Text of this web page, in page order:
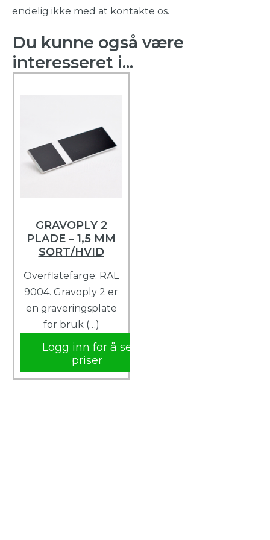
endelig ikke med at kontakte os.
Du kunne også være
interesseret i...
GRAVOPLY 2
PLADE – 1,5 MM
SORT/HVID
Overflatefarge: RAL
9004. Gravoply 2 er
en graveringsplate
for bruk (…)
Logg inn for å se
priser